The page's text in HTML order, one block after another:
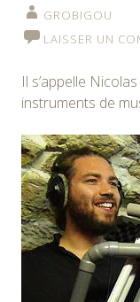
GROBIGOU
LAISSER UN
Il s’appelle
instruments de